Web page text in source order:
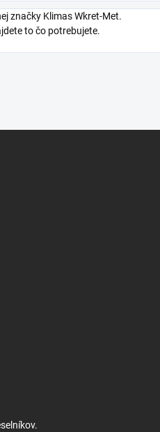
značky Klimas Wkret-Met.
to čo potrebujete.